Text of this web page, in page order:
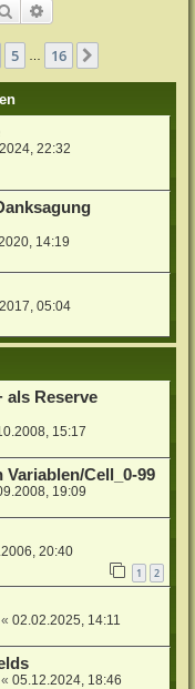
Suche
5 16
22:32
14:19
05:04
als Reserve
15:17
Cell_0-99
19:09
20:40
1 2
«02.02.2025, 14:11
«05.12.2024, 18:46